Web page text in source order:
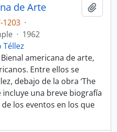
de Arte
1203 ·
· 1962
Téllez
americana de arte,
Entre ellos se
debajo de la obra ‘The
incluye una breve biografía
los eventos en los que